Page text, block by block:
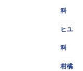
科
ヒユ
科
柑橘